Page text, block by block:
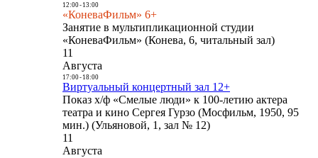
12:00- 13:00
«КоневаФильм» 6+
Занятие в мультипликационной студии
«КоневаФильм» (Конева, 6, читальный зал)
11
Августа
17:00- 18:00
Виртуальный концертный зал 12+
Показ х/ф «Смелые люди» к 100-летию актера
театра и кино Сергея Гурзо (Мосфильм, 1950, 95
мин.) (Ульяновой, 1, зал № 12)
11
Августа